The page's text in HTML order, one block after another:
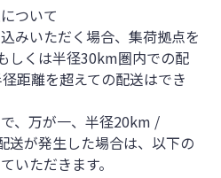
ついて
みいただく場合、集荷拠点を
しくは半径30km圏内での配
距離を超えての配送はでき
、万が一、半径20km /
送が発生した場合は、以下の
いただきます。